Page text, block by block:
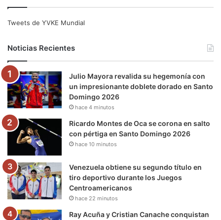
e
o
o
k
t
e
r
b
e
g
r
m
r
a
k
Tweets de YVKE Mundial
Noticias Recientes
Julio Mayora revalida su hegemonía con
un impresionante doblete dorado en Santo
Domingo 2026
hace 4 minutos
Ricardo Montes de Oca se corona en salto
con pértiga en Santo Domingo 2026
hace 10 minutos
Venezuela obtiene su segundo título en
tiro deportivo durante los Juegos
Centroamericanos
hace 22 minutos
Ray Acuña y Cristian Canache conquistan